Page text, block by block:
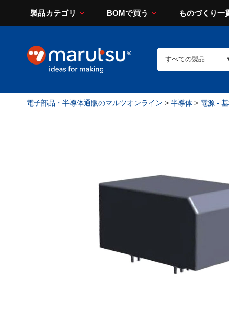
製品カテゴリ BOMで買う ものづくり一
電子部品・半導体通販のマルツオンライン > 半導体 > 電源 -